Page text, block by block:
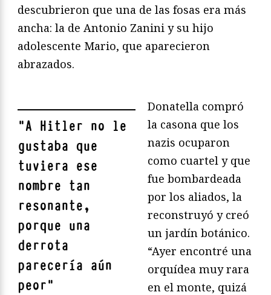
descubrieron que una de las fosas era más
ancha: la de Antonio Zanini y su hijo
adolescente Mario, que aparecieron
abrazados.
"A Hitler no le
gustaba que
tuviera ese
nombre tan
resonante,
porque una
derrota
parecería aún
peor"
Donatella compró
la casona que los
nazis ocuparon
como cuartel y que
fue bombardeada
por los aliados, la
reconstruyó y creó
un jardín botánico.
“Ayer encontré una
orquídea muy rara
en el monte, quizá